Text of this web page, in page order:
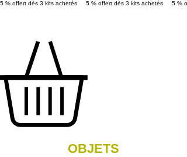
5 % offert dès 3 kits achetés
OBJETS